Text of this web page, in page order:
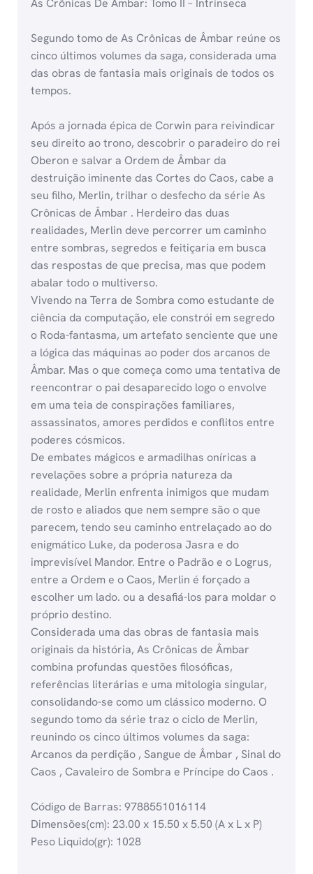
As Crônicas De Âmbar: Tomo II – Intrinseca
Segundo tomo de As Crônicas de Âmbar reúne os
cinco últimos volumes da saga, considerada uma
das obras de fantasia mais originais de todos os
tempos.
Após a jornada épica de Corwin para reivindicar
seu direito ao trono, descobrir o paradeiro do rei
Oberon e salvar a Ordem de Âmbar da
destruição iminente das Cortes do Caos, cabe a
seu filho, Merlin, trilhar o desfecho da série As
Crônicas de Âmbar . Herdeiro das duas
realidades, Merlin deve percorrer um caminho
entre sombras, segredos e feitiçaria em busca
das respostas de que precisa, mas que podem
abalar todo o multiverso.
Vivendo na Terra de Sombra como estudante de
ciência da computação, ele constrói em segredo
o Roda-fantasma, um artefato senciente que une
a lógica das máquinas ao poder dos arcanos de
Âmbar. Mas o que começa como uma tentativa de
reencontrar o pai desaparecido logo o envolve
em uma teia de conspirações familiares,
assassinatos, amores perdidos e conflitos entre
poderes cósmicos.
De embates mágicos e armadilhas oníricas a
revelações sobre a própria natureza da
realidade, Merlin enfrenta inimigos que mudam
de rosto e aliados que nem sempre são o que
parecem, tendo seu caminho entrelaçado ao do
enigmático Luke, da poderosa Jasra e do
imprevisível Mandor. Entre o Padrão e o Logrus,
entre a Ordem e o Caos, Merlin é forçado a
escolher um lado. ou a desafiá-los para moldar o
próprio destino.
Considerada uma das obras de fantasia mais
originais da história, As Crônicas de Âmbar
combina profundas questões filosóficas,
referências literárias e uma mitologia singular,
consolidando-se como um clássico moderno. O
segundo tomo da série traz o ciclo de Merlin,
reunindo os cinco últimos volumes da saga:
Arcanos da perdição , Sangue de Âmbar , Sinal do
Caos , Cavaleiro de Sombra e Príncipe do Caos .
Código de Barras: 9788551016114
Dimensões(cm): 23.00 x 15.50 x 5.50 (A x L x P)
Peso Liquido(gr): 1028